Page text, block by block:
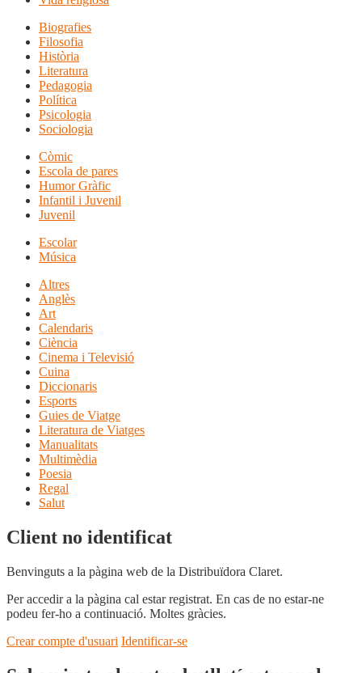
Biografies
Filosofia
Història
Literatura
Pedagogia
Política
Psicologia
Sociologia
Còmic
Escola de pares
Humor Gràfic
Infantil i Juvenil
Juvenil
Escolar
Música
Altres
Anglès
Art
Calendaris
Ciència
Cinema i Televisió
Cuina
Diccionaris
Esports
Guies de Viatge
Literatura de Viatges
Manualitats
Multimèdia
Poesia
Regal
Salut
Client no identificat
Benvinguts a la pàgina web de la Distribuïdora Claret.
Per accedir a la pàgina cal estar registrat. En cas de no estar-ne
podeu fer-ho a continuació. Moltes gràcies.
Crear compte d'usuari Identificar-se